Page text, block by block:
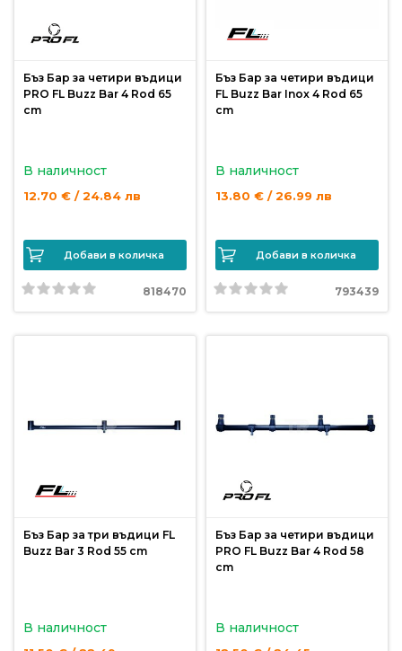
риболов
Комплекти
за
За
нас
Контакти
за
за
поверителност
Бъз Бар за четири въдици
PRO FL Buzz Bar 4 Rod 65
cm
В наличност
12.70 € / 24.84 лв
Добави в количка
818470
Бъз Бар за четири въдици
FL Buzz Bar Inox 4 Rod 65
cm
В наличност
13.80 € / 26.99 лв
Добави в количка
793439
Бъз Бар за три въдици FL
Buzz Bar 3 Rod 55 cm
В наличност
Бъз Бар за четири въдици
PRO FL Buzz Bar 4 Rod 58
cm
В наличност